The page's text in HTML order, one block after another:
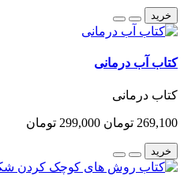
خرید
کتاب آب درمانی
کتاب درمانی
269,100 تومان 299,000 تومان
خرید